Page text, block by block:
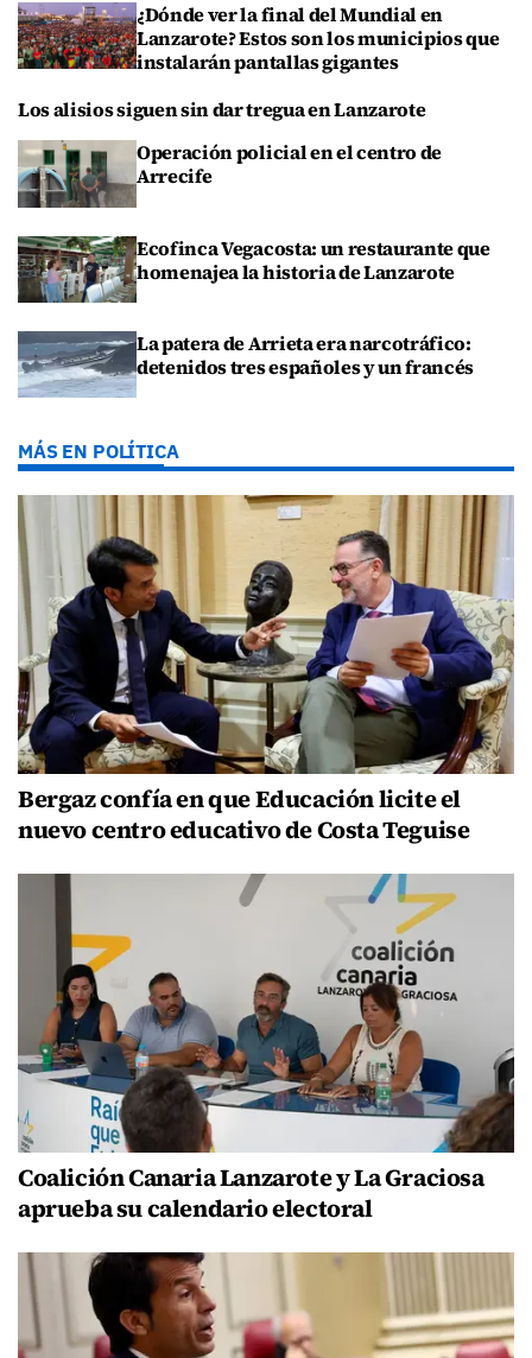
¿Dónde ver la final del Mundial en
Lanzarote? Estos son los municipios que
instalarán pantallas gigantes
Los alisios siguen sin dar tregua en Lanzarote
Operación policial en el centro de
Arrecife
Ecofinca Vegacosta: un restaurante que
homenajea la historia de Lanzarote
La patera de Arrieta era narcotráfico:
detenidos tres españoles y un francés
MÁS EN POLÍTICA
Bergaz confía en que Educación licite el
nuevo centro educativo de Costa Teguise
Coalición Canaria Lanzarote y La Graciosa
aprueba su calendario electoral